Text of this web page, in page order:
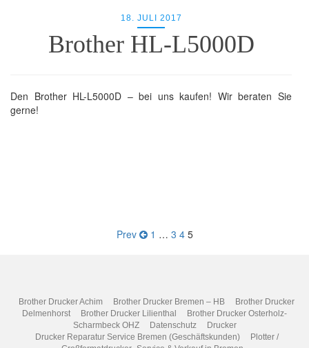
18. JULI 2017
Brother HL-L5000D
Den Brother HL-L5000D – bei uns kaufen! Wir beraten Sie
gerne!
Prev 1 … 3 4 5
Brother Drucker Achim Brother Drucker Bremen – HB
Brother Drucker
Delmenhorst
Brother Drucker Lilienthal
Brother Drucker Osterholz-
Scharmbeck OHZ
Datenschutz
Drucker
Drucker Reparatur Service Bremen (Geschäftskunden)
Plotter /